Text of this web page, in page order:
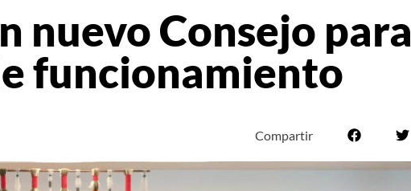
nuevo Consejo para
funcionamiento
Compartir